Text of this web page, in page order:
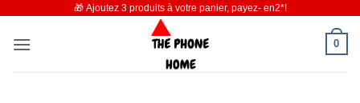
contenu
🎁 Ajoutez 3 produits à votre panier, payez- en2*!
0